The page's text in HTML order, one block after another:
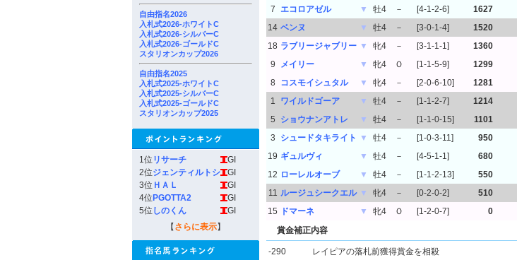
自由指名2026
入札式2026-ホワイトC
入札式2026-シルバーC
入札式2026-ゴールドC
スタリオンカップ2026
自由指名2025
入札式2025-ホワイトC
入札式2025-シルバーC
入札式2025-ゴールドC
スタリオンカップ2025
1位 リサーチ
GI
2位ジェンティルトシ
GI
3位 ＨＡＬ
GI
4位 PGOTTA2
GI
5位 しのくん
GI
【 さらに表示】
7 エコロアゼル ▼ 牡4 － [4-1-2-6] 1627
14 ベンヌ ▼ 牡4 － [3-0-1-4] 1520
18 ラブリージャブリー ▼ 牝4 － [3-1-1-1] 1360
9 メイリー ▼ 牝4 Ｏ [1-1-5-9] 1299
8 コスモイシュタル ▼ 牝4 － [2-0-6-10] 1281
1 ワイルドゴーア ▼ 牡4 － [1-1-2-7] 1214
5 ショウナンアトレ ▼ 牡4 － [1-1-0-15] 1101
3 シュードタキライト ▼ 牡4 － [1-0-3-11] 950
19 ギュルヴィ ▼ 牡4 － [4-5-1-1] 680
12 ローレルオーブ ▼ 牡4 － [1-1-2-13] 550
11 ルージュシークエル ▼ 牝4 － [0-2-0-2] 510
15 ドマーネ ▼ 牝4 Ｏ [1-2-0-7] 0
賞金補正内容
-290
レイピアの落札前獲得賞金を相殺